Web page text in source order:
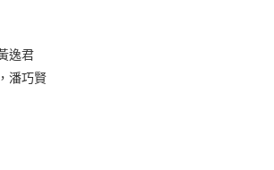
逸君
潘巧賢